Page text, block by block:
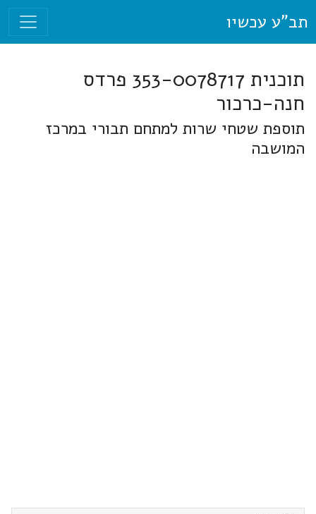
תב"ע עכשיו
תוכנית 353-0078717 פרדס
חנה-כרכור
תוספת שטחי שרות למתחם תבורי במרכז
המושבה